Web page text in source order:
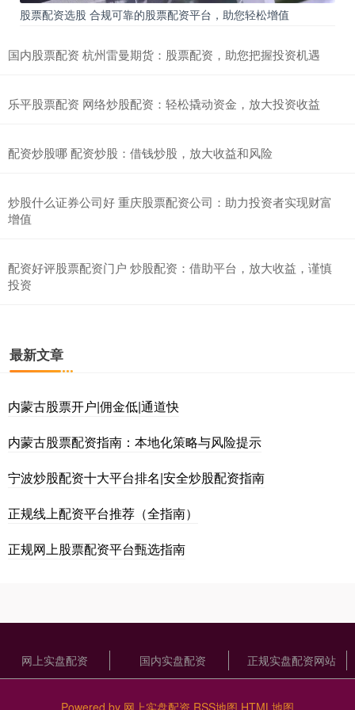
股票配资选股 合规可靠的股票配资平台，助您轻松增值
国内股票配资 杭州雷曼期货：股票配资，助您把握投资机遇
乐平股票配资 网络炒股配资：轻松撬动资金，放大投资收益
配资炒股哪 配资炒股：借钱炒股，放大收益和风险
炒股什么证券公司好 重庆股票配资公司：助力投资者实现财富
增值
配资好评股票配资门户 炒股配资：借助平台，放大收益，谨慎
投资
最新文章
内蒙古股票开户|佣金低|通道快
内蒙古股票配资指南：本地化策略与风险提示
宁波炒股配资十大平台排名|安全炒股配资指南
正规线上配资平台推荐（全指南）
正规网上股票配资平台甄选指南
网上实盘配资 国内实盘配资 正规实盘配资网站
Powered by 网上实盘配资 RSS地图 HTML地图